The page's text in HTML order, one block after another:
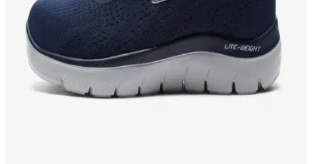
Adidas Runfalcon 5 ve Skechers Burst 2.0 erkek spor ayakkabıları,
hafifliği, konforu ve tasarımıyla öne çıkıyor. Kullanıcılar,
dayanıklılık ve şıklık açısından değerlendirmeler yapıyor.
Lumberjack Star 3Pr Erkek Outdoor Ayakkabı:
Dayanıklı ve Konforlu Trekking Ayakkabısı